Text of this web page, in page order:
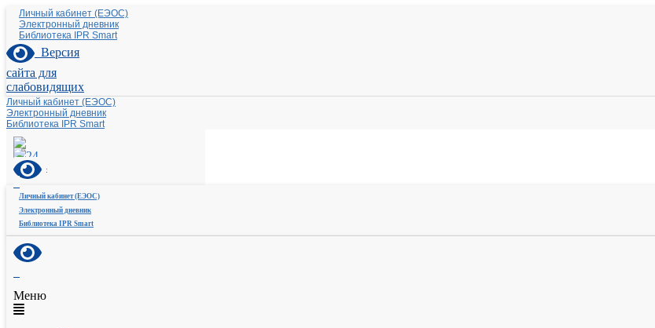
Личный кабинет (ЕЭОС)
Электронный дневник
Библиотека IPR Smart
Версия
сайта для
слабовидящих
Личный кабинет (ЕЭОС)
Электронный дневник
Библиотека IPR Smart
Личный кабинет (ЕЭОС)
Электронный дневник
Библиотека IPR Smart
Меню